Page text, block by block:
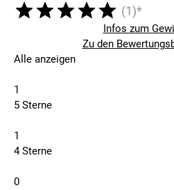
(1)*
Infos zum
Zu den
Alle anzeigen
1
5 Sterne
1
4 Sterne
0